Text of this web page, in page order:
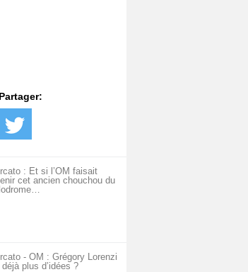
Partager:
: Et si l’OM faisait
cet ancien chouchou du
- OM : Grégory Lorenzi
déjà plus d’idées ?